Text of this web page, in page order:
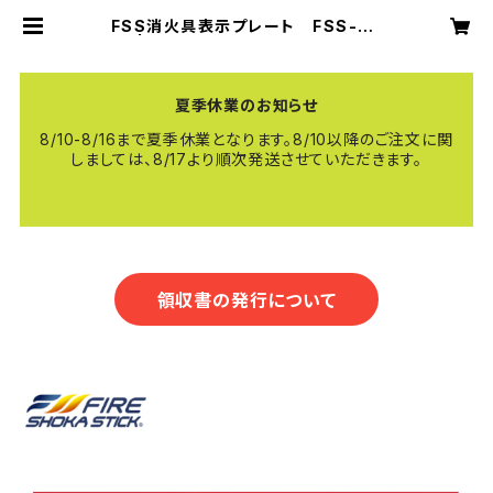
FSS消火具表示プレート FSS-S5
夏季休業のお知らせ
8/10-8/16まで夏季休業となります。8/10以降のご注文に関
しましては、8/17より順次発送させていただきます。
領収書の発行について